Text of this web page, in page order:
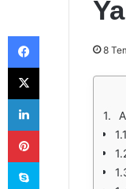
8
Facebook
X
LinkedIn
Pinterest
Skype